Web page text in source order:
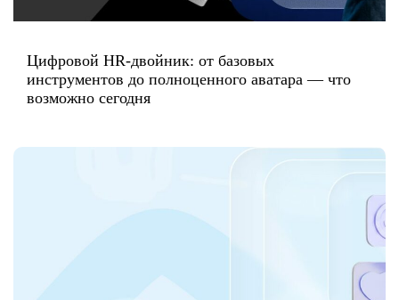
Цифровой HR-двойник: от базовых
инструментов до полноценного аватара — что
возможно сегодня